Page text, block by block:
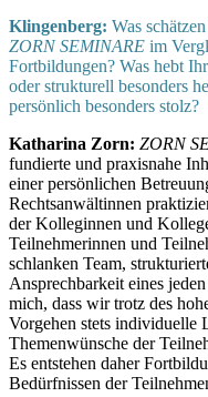
Klingenberg: Was
ZORN SEMINARE im
Fortbildungen? Was hebt
oder strukturell besonders
persönlich besonders stolz?
Katharina Zorn: ZORN
fundierte und praxisnahe
einer persönlichen
Rechtsanwältinnen
der Kolleginnen und
Teilnehmerinnen und
schlanken Team,
Ansprechbarkeit eines
mich, dass wir trotz des
Vorgehen stets individuelle
Themenwünsche der
Es entstehen daher
Bedürfnissen der